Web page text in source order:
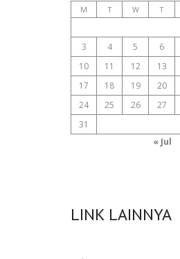
M T W T
3
4 5 6
10
11 12 13
17
18 19 20
24
25 26 27
31
« Jul
LINK LAINNYA